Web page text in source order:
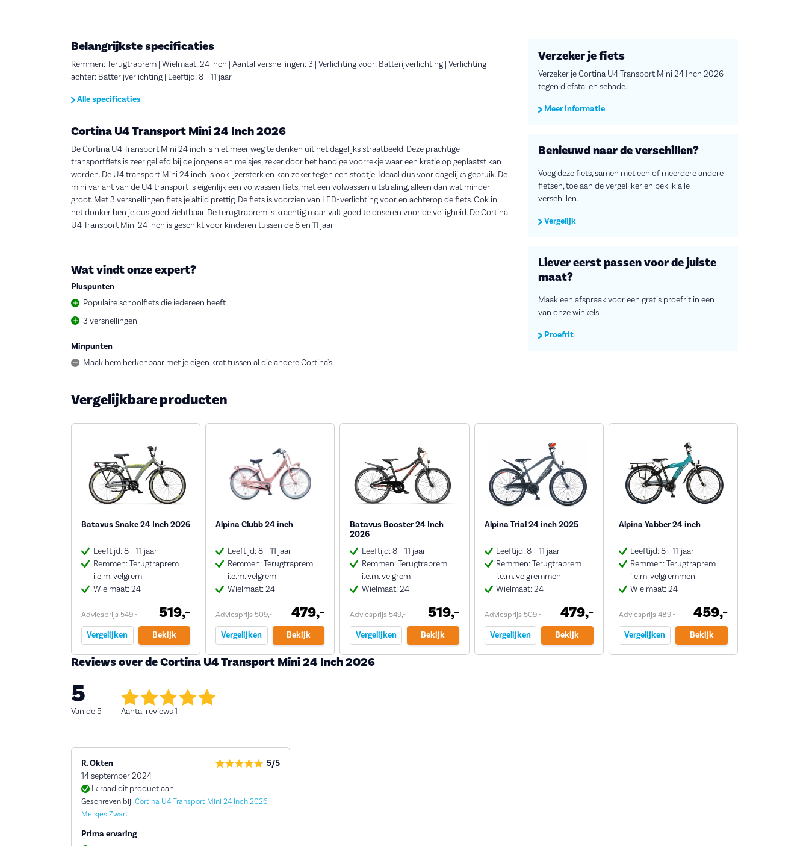
Belangrijkste specificaties
Remmen: Terugtraprem | Wielmaat: 24 inch | Aantal versnellingen: 3 | Verlichting voor: Batterijverlichting | Verlichting
achter: Batterijverlichting | Leeftijd: 8 - 11 jaar
Alle specificaties
Cortina U4 Transport Mini 24 Inch 2026
De Cortina U4 Transport Mini 24 inch is niet meer weg te denken uit het dagelijks straatbeeld. Deze prachtige
transportfiets is zeer geliefd bij de jongens en meisjes, zeker door het handige voorrekje waar een kratje op geplaatst kan
worden. De U4 transport Mini 24 inch is ook ijzersterk en kan zeker tegen een stootje. Ideaal dus voor dagelijks gebruik. De
mini variant van de U4 transport is eigenlijk een volwassen fiets, met een volwassen uitstraling, alleen dan wat minder
groot. Met 3 versnellingen fiets je altijd prettig. De fiets is voorzien van LED-verlichting voor en achterop de fiets. Ook in
het donker ben je dus goed zichtbaar. De terugtraprem is krachtig maar valt goed te doseren voor de veiligheid. De Cortina
U4 Transport Mini 24 inch is geschikt voor kinderen tussen de 8 en 11 jaar
Wat vindt onze expert?
Pluspunten
Populaire schoolfiets die iedereen heeft
3 versnellingen
Minpunten
Maak hem herkenbaar met je eigen krat tussen al die andere Cortina's
Verzeker je fiets
Verzeker je Cortina U4 Transport Mini 24 Inch 2026
tegen diefstal en schade.
Meer informatie
Benieuwd naar de verschillen?
Voeg deze fiets, samen met een of meerdere andere
fietsen, toe aan de vergelijker en bekijk alle
verschillen.
Vergelijk
Liever eerst passen voor de juiste
maat?
Maak een afspraak voor een gratis proefrit in een
van onze winkels.
Proefrit
Vergelijkbare producten
Batavus Snake 24 Inch 2026
Leeftijd: 8 - 11 jaar
Remmen: Terugtraprem
i.c.m. velgrem
Wielmaat: 24
Adviesprijs 549,- 519,-
Vergelijken Bekijk
Alpina Clubb 24 inch
Leeftijd: 8 - 11 jaar
Remmen: Terugtraprem
i.c.m. velgrem
Wielmaat: 24
Adviesprijs 509,- 479,-
Vergelijken Bekijk
Batavus Booster 24 Inch
2026
Leeftijd: 8 - 11 jaar
Remmen: Terugtraprem
i.c.m. velgrem
Wielmaat: 24
Adviesprijs 549,- 519,-
Vergelijken Bekijk
Alpina Trial 24 inch 2025
Leeftijd: 8 - 11 jaar
Remmen: Terugtraprem
i.c.m. velgremmen
Wielmaat: 24
Adviesprijs 509,- 479,-
Vergelijken Bekijk
Alpina Yabber 24 inch
Leeftijd: 8 - 11 jaar
Remmen: Terugtraprem
i.c.m. velgremmen
Wielmaat: 24
Adviesprijs 489,- 459,-
Vergelijken Bekijk
Reviews over de Cortina U4 Transport Mini 24 Inch 2026
5
Van de 5 Aantal reviews 1
R. Okten
14 september 2024
5/5
Ik raad dit product aan
Geschreven bij: Cortina U4 Transport Mini 24 Inch 2026
Meisjes Zwart
Prima ervaring